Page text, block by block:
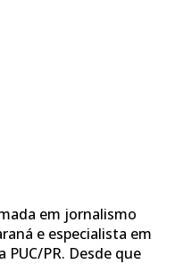
em jornalismo
e especialista em
PUC/PR. Desde que